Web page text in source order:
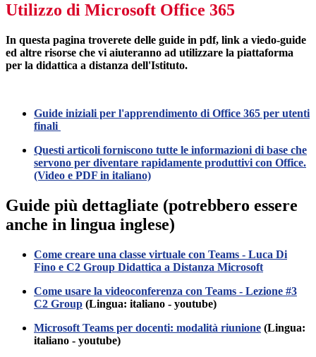
Utilizzo di Microsoft Office 365
In questa pagina troverete delle guide in pdf, link a viedo-guide
ed altre risorse che vi aiuteranno ad utilizzare la piattaforma
per la didattica a distanza dell'Istituto.
Guide iniziali per l'apprendimento di Office 365 per utenti
finali
Questi articoli forniscono tutte le informazioni di base che
servono per diventare rapidamente produttivi con Office.
(Video e PDF in italiano)
Guide più dettagliate (potrebbero essere
anche in lingua inglese)
Come creare una classe virtuale con Teams - Luca Di
Fino e C2 Group Didattica a Distanza Microsoft
Come usare la videoconferenza con Teams - Lezione #3
C2 Group (Lingua: italiano - youtube)
Microsoft Teams per docenti: modalità riunione (Lingua:
italiano - youtube)